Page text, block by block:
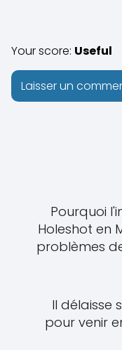
Your score: Useful
Pourquoi
Holeshot en
problèmes
Il délaisse
pour venir